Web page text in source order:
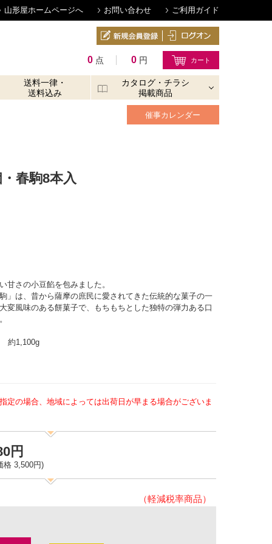
山形屋ホームページへ お問い合わせ ご利用ガイド
0 点 0 円
送料一律・
送料込み
カタログ・チラシ
掲載商品
催事カレンダー
春駒8本入
甘さの小豆餡を包みました。
」は、昔から薩摩の庶民に愛されてきた伝統的な菓子の一
変風味のある餅菓子で、もちもちとした独特の弾力ある口
約1,100g
定の場合、地域によっては出荷日が早まる場合がございま
円
格 3,500円)
（軽減税率商品）